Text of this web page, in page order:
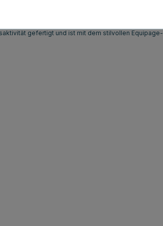
entworfen mit vielen kleinen Einhörnern,
herausfallen, während alle kleinen
gefertigt und ist mit dem stilvollen Equipage-